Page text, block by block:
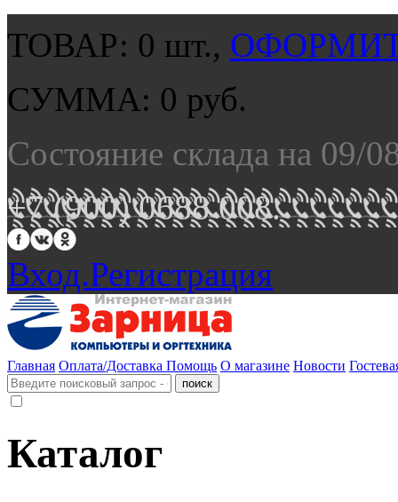
ТОВАР: 0 шт.,
СУММА: 0 руб.
Состояние склада на 09/
+7 (900) 0688 008.
Вход.Регистрация
Главная Оплата/Доставка Помощь О магазине Новости
Каталог